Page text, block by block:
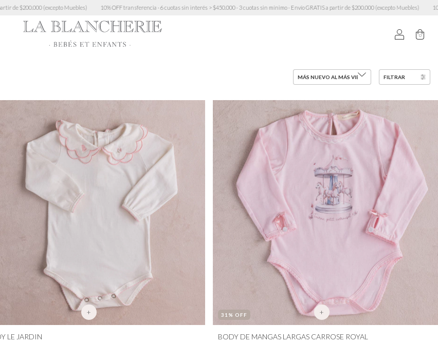
10% OFF transferencia · 6 cuotas sin interés > $450.000 · 3 cuotas sin mínimo · Envío GRATIS a partir de $200.000 (excepto Muebles) 10% OFF transferencia · 6 cuotas
0
FILTRAR
+
LE JARDIN
31 % OFF +
BODY DE MANGAS LARGAS CARROSE ROYAL